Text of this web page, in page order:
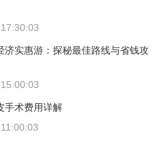
济实惠游：探秘最佳路线与省钱攻
手术费用详解